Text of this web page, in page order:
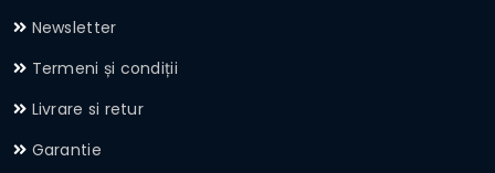
Newsletter
Termeni și condiții
Livrare si retur
Garantie